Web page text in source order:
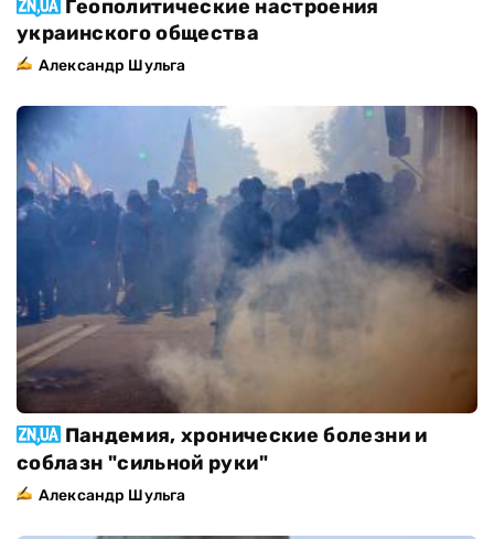
Геополитические настроения
украинского общества
Александр Шульга
Пандемия, хронические болезни и
соблазн "сильной руки"
Александр Шульга